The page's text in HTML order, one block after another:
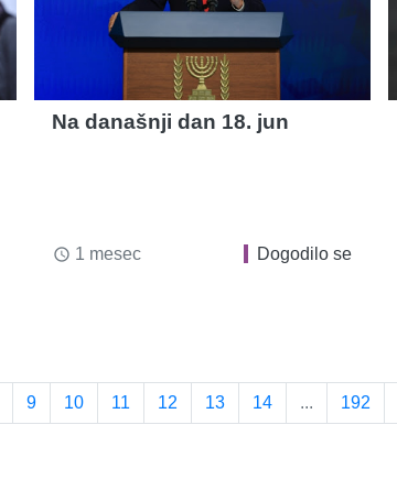
Na današnji dan 18. jun
access_time 1 mesec Dogodilo se
9 10 11 12 13 14 ... 192